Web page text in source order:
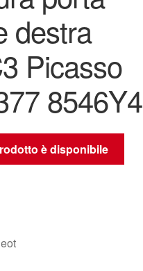
destra
Picasso
8546Y4
è disponibile